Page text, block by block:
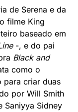
pessoas se
seguinte,
veio a
Ventures,
em ideias
isso, pretende
financeiros.